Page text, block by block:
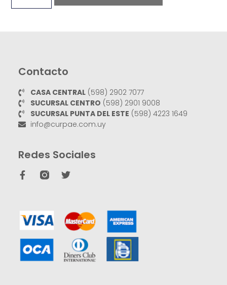
Contacto
CASA CENTRAL(598) 2902 7077
SUCURSAL CENTRO (598) 2901 9008
SUCURSAL PUNTA DEL ESTE (598) 4223 1649
info@curpae.com.uy
Redes Sociales